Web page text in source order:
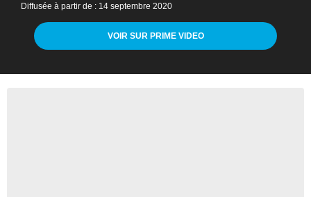
Diffusée à partir de : 14 septembre 2020
VOIR SUR PRIME VIDEO